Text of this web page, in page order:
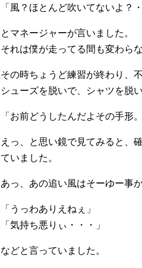
「風？ほとんど吹いてないよ？
とマネージャーが言いました。
それは僕が走ってる間も変わら
その時ちょうど練習が終わり、
シューズを脱いで、シャツを脱
「お前どうしたんだよその手形。
えっ、と思い鏡で見てみると、
ていました。
あっ、あの追い風はそーゆー事
「うっわありえねぇ」
「気持ち悪りぃ・・・」
などと言っていました。